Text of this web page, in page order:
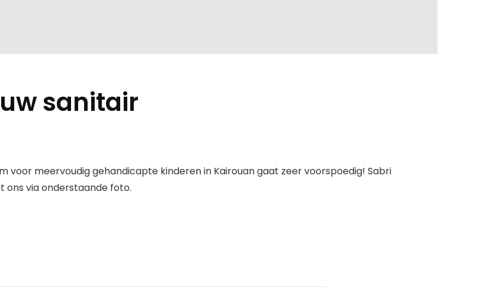
sanitair
voor meervoudig gehandicapte kinderen in Kairouan gaat zeer voorspoedig! Sabri
ons via onderstaande foto.